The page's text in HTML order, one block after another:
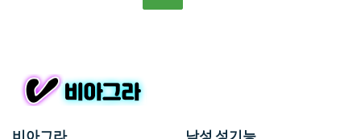
비아그라 남성 성기능